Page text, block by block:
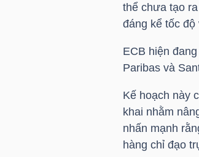
thể chưa tạo
đáng kể tốc độ
ECB hiện
Paribas và
Kế hoạch này
khai nhằm
nhấn mạnh
hàng chỉ đạo